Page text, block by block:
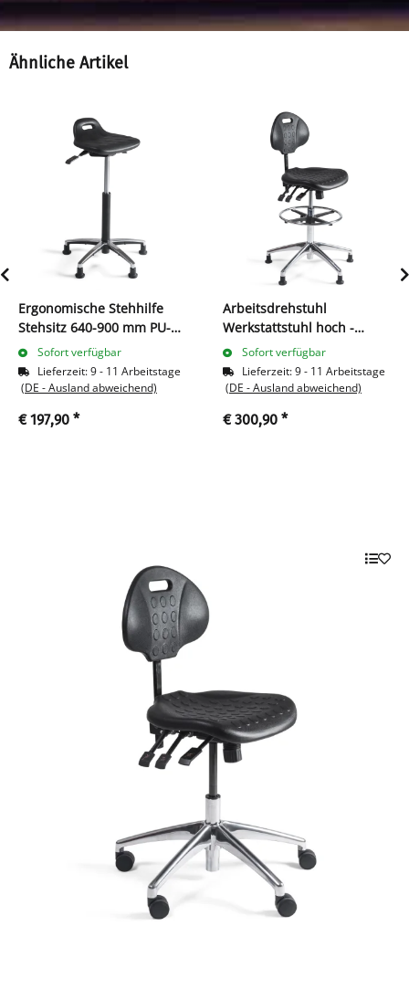
Ähnliche Artikel
Ergonomische Stehhilfe
Stehsitz 640-900 mm PU-
Sitz Alu Fußkreuz 219028
Sofort verfügbar
Lieferzeit:9 - 11 Arbeitstage
(DE - Ausland abweichend)
€ 197,90 *
Arbeitsdrehstuhl
Werkstattstuhl hoch -
1050-1320 mm - Alu
Fußkreuz 219034
Sofort verfügbar
Lieferzeit:9 - 11 Arbeitstage
(DE - Ausland abweichend)
€ 300,90 *